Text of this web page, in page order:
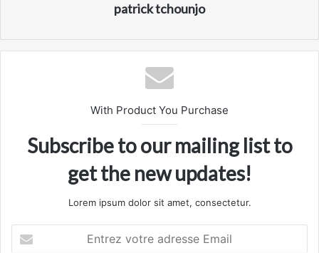
patrick tchounjo
With Product You Purchase
Subscribe to our mailing list to
get the new updates!
Lorem ipsum dolor sit amet, consectetur.
votre